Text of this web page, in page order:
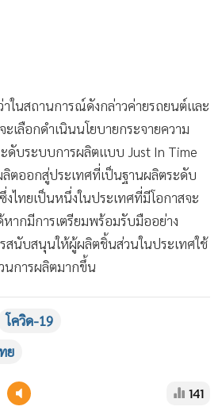
ในสถานการณ์ดังกล่าวค่ายรถยนต์และ
เลือกดำเนินนโยบายกระจายความ
ะดับระบบการผลิตแบบ Just In Time
ลิตออกสู่ประเทศที่เป็นฐานผลิตระดับ
ไทยเป็นหนึ่งในประเทศที่มีโอกาสจะ
หากมีการเตรียมพร้อมรับมืออย่าง
สนับสนุนให้ผู้ผลิตชิ้นส่วนในประเทศใช้
นการผลิตมากขึ้น
โควิด-19
ย
141